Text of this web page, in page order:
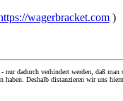
wagerbracket.com)
dadurch verhindert werden, daß
Deshalb distanzieren wir uns